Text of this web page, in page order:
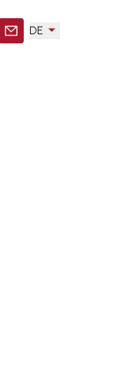
Kontakt
DE